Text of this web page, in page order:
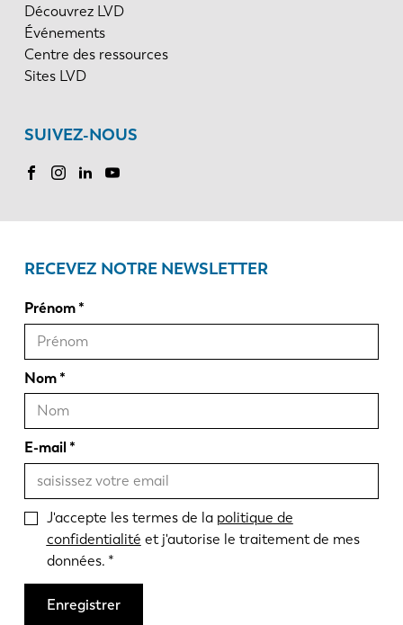
Découvrez LVD
Événements
Centre des ressources
Sites LVD
SUIVEZ-NOUS
RECEVEZ NOTRE NEWSLETTER
Prénom
Nom
E-mail
J'accepte les termes de la politique de
confidentialité et j'autorise le traitement de mes
données.
Enregistrer